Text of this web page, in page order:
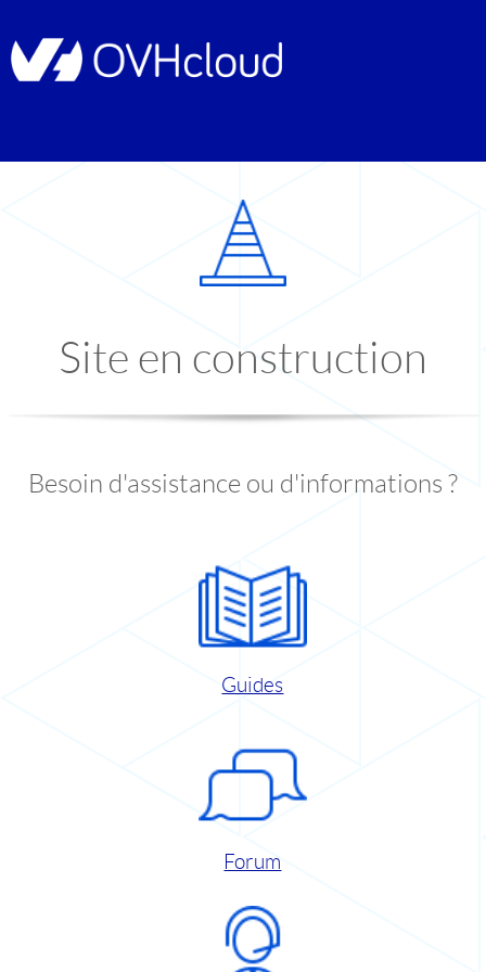
Site en construction
Besoin d'assistance ou d'informations ?
Guides
Forum